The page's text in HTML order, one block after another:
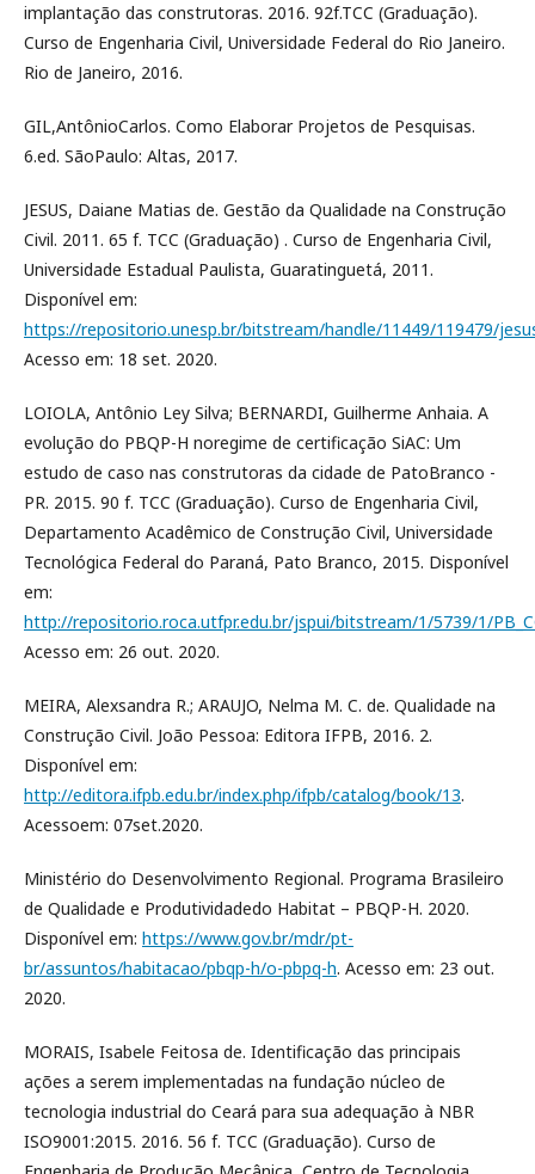
implantação das construtoras. 2016. 92f.TCC (Graduação).
Curso de Engenharia Civil, Universidade Federal do Rio Janeiro.
Rio de Janeiro, 2016.
GIL,AntônioCarlos. Como Elaborar Projetos de Pesquisas.
6.ed. SãoPaulo: Altas, 2017.
JESUS, Daiane Matias de. Gestão da Qualidade na Construção
Civil. 2011. 65 f. TCC (Graduação) . Curso de Engenharia Civil,
Universidade Estadual Paulista, Guaratinguetá, 2011.
Disponível em:
https://repositorio.unesp.br/bitstream/handle/11449/119479/
Acesso em: 18 set. 2020.
LOIOLA, Antônio Ley Silva; BERNARDI, Guilherme Anhaia. A
evolução do PBQP-H noregime de certificação SiAC: Um
estudo de caso nas construtoras da cidade de PatoBranco -
PR. 2015. 90 f. TCC (Graduação). Curso de Engenharia Civil,
Departamento Acadêmico de Construção Civil, Universidade
Tecnológica Federal do Paraná, Pato Branco, 2015. Disponível
em:
http://repositorio.roca.utfpr.edu.br/jspui/bitstream/1/5739/1/
Acesso em: 26 out. 2020.
MEIRA, Alexsandra R.; ARAUJO, Nelma M. C. de. Qualidade na
Construção Civil. João Pessoa: Editora IFPB, 2016. 2.
Disponível em:
http://editora.ifpb.edu.br/index.php/ifpb/catalog/book/13.
Acessoem: 07set.2020.
Ministério do Desenvolvimento Regional. Programa Brasileiro
de Qualidade e Produtividadedo Habitat – PBQP-H. 2020.
Disponível em: https://www.gov.br/mdr/pt-
br/assuntos/habitacao/pbqp-h/o-pbpq-h. Acesso em: 23 out.
2020.
MORAIS, Isabele Feitosa de. Identificação das principais
ações a serem implementadas na fundação núcleo de
tecnologia industrial do Ceará para sua adequação à NBR
ISO9001:2015. 2016. 56 f. TCC (Graduação). Curso de